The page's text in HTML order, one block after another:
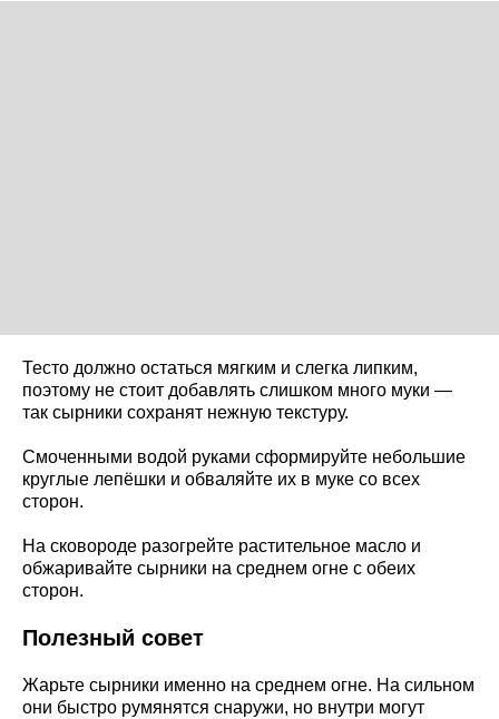
Тесто должно остаться мягким и слегка липким,
поэтому не стоит добавлять слишком много муки —
так сырники сохранят нежную текстуру.
Смоченными водой руками сформируйте небольшие
круглые лепёшки и обваляйте их в муке со всех
сторон.
На сковороде разогрейте растительное масло и
обжаривайте сырники на среднем огне с обеих
сторон.
Полезный совет
Жарьте сырники именно на среднем огне. На сильном
они быстро румянятся снаружи, но внутри могут